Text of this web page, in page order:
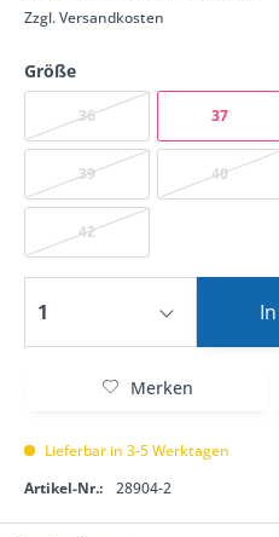
Zzgl.Versandkosten
Größe
36 37
39 40
42
Merken
Lieferbar in 3-5 Werktagen
Artikel-Nr.:
28904-2